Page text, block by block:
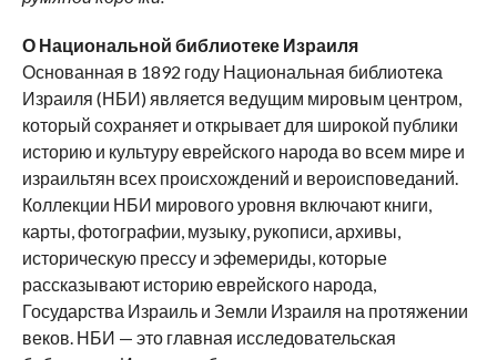
О Национальной библиотеке Израиля
Основанная в 1892 году Национальная библиотека
Израиля (НБИ) является ведущим мировым центром,
который сохраняет и открывает для широкой публики
историю и культуру еврейского народа во всем мире и
израильтян всех происхождений и вероисповеданий.
Коллекции НБИ мирового уровня включают книги,
карты, фотографии, музыку, рукописи, архивы,
историческую прессу и эфемериды, которые
рассказывают историю еврейского народа,
Государства Израиль и Земли Израиля на протяжении
веков. НБИ — это главная исследовательская